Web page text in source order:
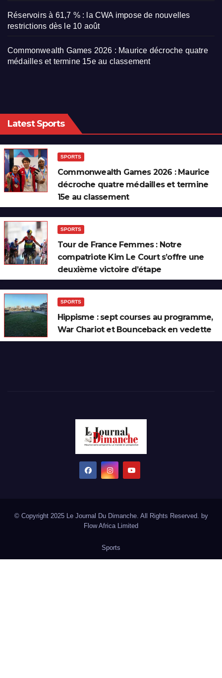
Réservoirs à 61,7 % : la CWA impose de nouvelles
restrictions dès le 10 août
Commonwealth Games 2026 : Maurice décroche quatre
médailles et termine 15e au classement
Latest Sports
SPORTS
Commonwealth Games 2026 : Maurice
décroche quatre médailles et termine
15e au classement
SPORTS
Tour de France Femmes : Notre
compatriote Kim Le Court s’offre une
deuxième victoire d’étape
SPORTS
Hippisme : sept courses au programme,
War Chariot et Bounceback en vedette
© Copyright 2025 Le Journal Du Dimanche. All Rights Reserved. by
Flow Africa Limited
Sports